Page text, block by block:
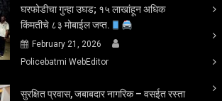
घरफोडीचा गुन्हा उघड; १५ लाखांहून अधिक
किंमतीचे ८३ मोबाईल जप्त.
February 21, 2026
Policebatmi WebEditor
सुरक्षित प्रवास, जबाबदार नागरिक – वसईत रस्ता